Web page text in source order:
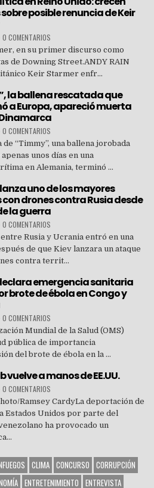
posible renuncia de Keir
0 COMENTARIOS
en su primer discurso como
de Downing Street.ANDY RAIN
Keir Starmer enfr...
la ballena rescatada que
a Europa, apareció muerta
0 COMENTARIOS
“Timmy”, una ballena jorobada
unos días en una
en Alemania, terminó ...
uno de los mayores
drones contra Rusia desde
la guerra
0 COMENTARIOS
Rusia y Ucrania entró en una
de que Kiev lanzara un ataque
contra territ...
emergencia sanitaria
brote de ébola en Congo y
0 COMENTARIOS
Mundial de la Salud (OMS)
pública de importancia
del brote de ébola en la ...
vuelve a manos de EE.UU.
0 COMENTARIOS
Ramsey CardyLa deportación de
Estados Unidos por parte del
ha provocado un
CLIMA CONCURSO CORRUPCIÓN
ENTRETENIMIENTO ENTREVISTA